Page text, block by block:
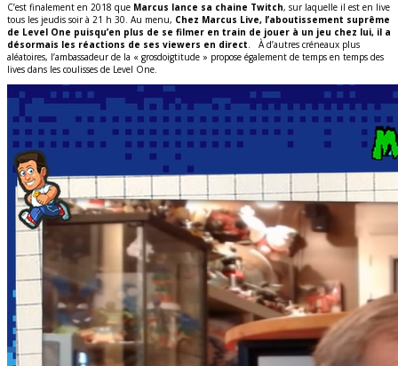
C’est finalement en 2018 que Marcus lance sa chaine Twitch, sur laquelle il est en live
tous les jeudis soir à 21 h 30. Au menu, Chez Marcus Live, l’aboutissement suprême
de Level One puisqu’en plus de se filmer en train de jouer à un jeu chez lui, il a
désormais les réactions de ses viewers en direct. À d’autres créneaux plus
aléatoires, l’ambassadeur de la « grosdoigtitude » propose également de temps en temps des
lives dans les coulisses de Level One.